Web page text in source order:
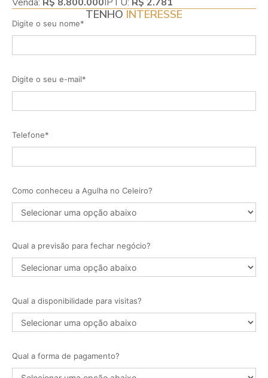
TENHO INTERESSE
Digite o seu nome*
Digite o seu e-mail*
Telefone*
Como conheceu a Agulha no Celeiro?
Qual a previsão para fechar negócio?
Qual a disponibilidade para visitas?
Qual a forma de pagamento?